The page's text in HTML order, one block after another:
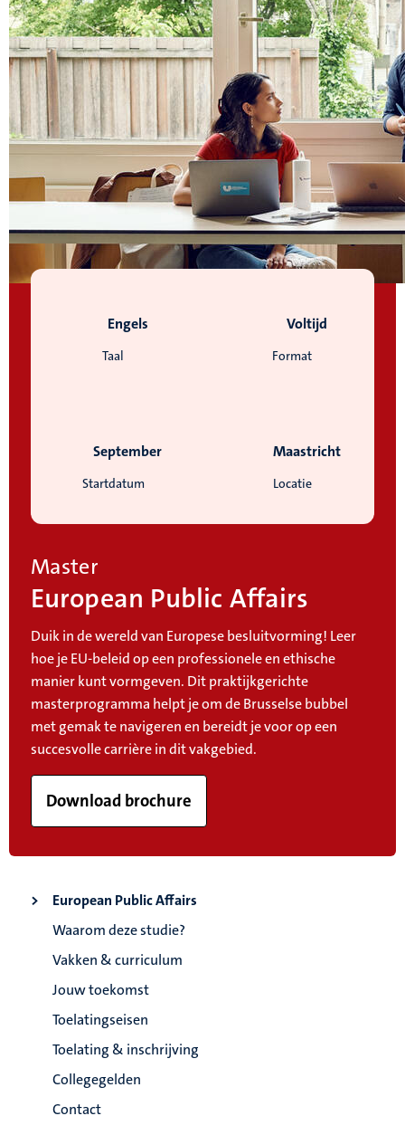
Taal
Engels
Format
Voltijd
Startdatum
September
Locatie
Maastricht
Master
European Public Affairs
Duik in de wereld van Europese besluitvorming! Leer
hoe je EU-beleid op een professionele en ethische
manier kunt vormgeven. Dit praktijkgerichte
masterprogramma helpt je om de Brusselse bubbel
met gemak te navigeren en bereidt je voor op een
succesvolle carrière in dit vakgebied.
Download brochure
European Public Affairs
Waarom deze studie?
Vakken & curriculum
Jouw toekomst
Toelatingseisen
Toelating & inschrijving
Collegegelden
Contact